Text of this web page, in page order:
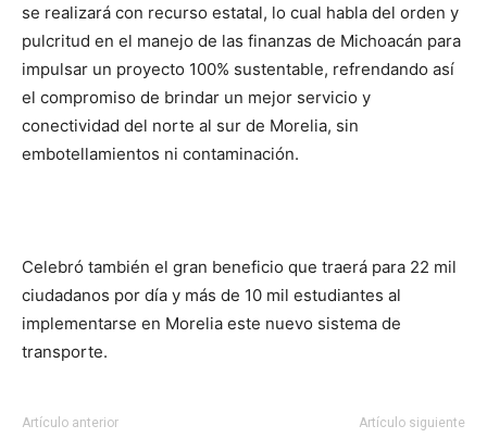
se realizará con recurso estatal, lo cual habla del orden y
pulcritud en el manejo de las finanzas de Michoacán para
impulsar un proyecto 100% sustentable, refrendando así
el compromiso de brindar un mejor servicio y
conectividad del norte al sur de Morelia, sin
embotellamientos ni contaminación.
Celebró también el gran beneficio que traerá para 22 mil
ciudadanos por día y más de 10 mil estudiantes al
implementarse en Morelia este nuevo sistema de
transporte.
Artículo anterior Artículo siguiente